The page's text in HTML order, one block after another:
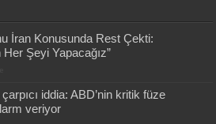
İran Konusunda Rest Çekti:
Her Şeyi Yapacağız”
iddia: ABD’nin kritik füze
veriyor